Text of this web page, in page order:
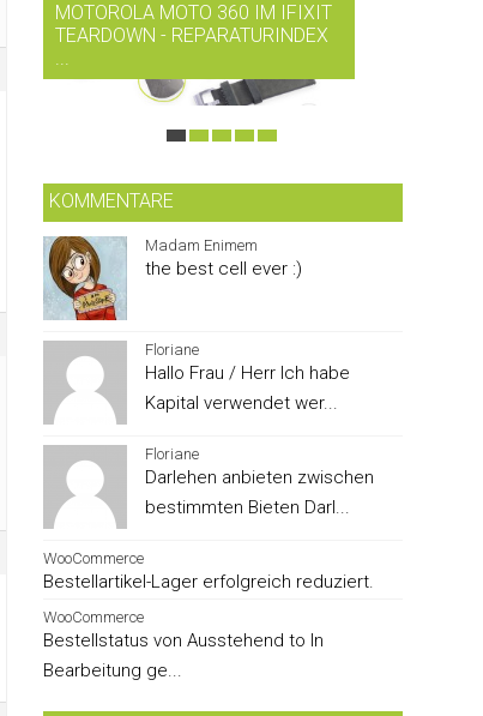
MOTOROLA MOTO 360 IM IFIXIT
TEARDOWN - REPARATURINDEX
...
KOMMENTARE
Madam Enimem
the best cell ever :)
Floriane
Hallo Frau / Herr Ich habe
Kapital verwendet wer...
Floriane
Darlehen anbieten zwischen
bestimmten Bieten Darl...
WooCommerce
Bestellartikel-Lager erfolgreich reduziert.
WooCommerce
Bestellstatus von Ausstehend to In
Bearbeitung ge...